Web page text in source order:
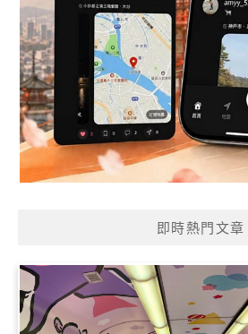
即時熱門文章